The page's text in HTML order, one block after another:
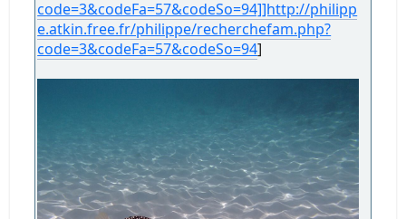
code=3&codeFa=57&codeSo=94]]http://philipp
e.atkin.free.fr/philippe/recherchefam.php?
code=3&codeFa=57&codeSo=94]